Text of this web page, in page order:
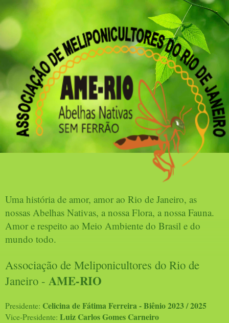
Uma história de amor, amor ao Rio de Janeiro, as
nossas Abelhas Nativas, a nossa Flora, a nossa Fauna.
Amor e respeito ao Meio Ambiente do Brasil e do
mundo todo.
Associação de Meliponicultores do Rio de
Janeiro - AME-RIO
Presidente: Celicina de Fátima Ferreira - Biênio 2023 / 2025
Vice-Presidente: Luiz Carlos Gomes Carneiro